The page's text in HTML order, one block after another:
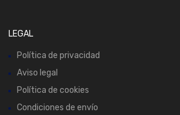
LEGAL
Política de privacidad
Aviso legal
Política de cookies
Condiciones de envío